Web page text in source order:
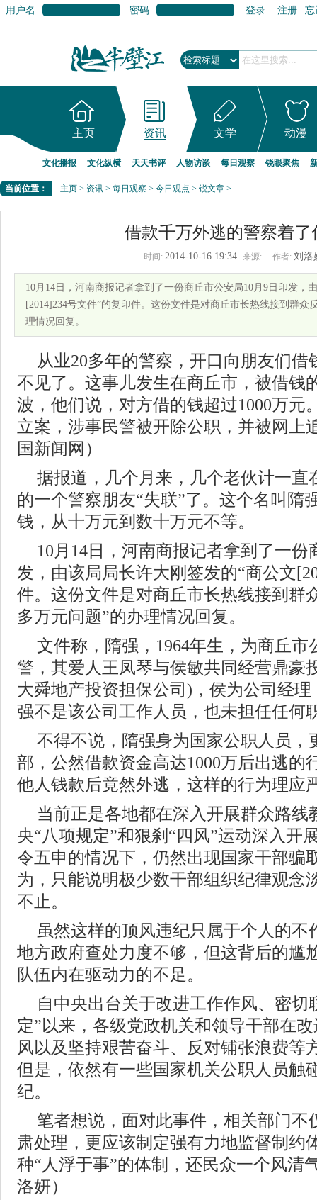
用户名: 密码: 登录 注册 忘
主页 资讯 文学 动漫
文化播报 文化纵横 天天书评 人物访谈 每日观察 锐眼聚焦
当前位置： 主页 > 资讯 > 每日观察 > 今日观点 > 锐文章 >
借款千万外逃的警察着了
时间: 2014-10-16 19:34 来源: 作者: 刘
10月14日，河南商报记者拿到了一份商丘市公安局10月9日印发，
[2014]234号文件”的复印件。这份文件是对商丘市长热线接到群众
理情况回复。
从业20多年的警察，开口向朋友们
不见了。这事儿发生在商丘市，被借钱
波，他们说，对方借的钱超过1000万元
立案，涉事民警被开除公职，并被网上
国新闻网）
据报道，几个月来，几个老伙计一直
的一个警察朋友“失联”了。这个名叫隋
钱，从十万元到数十万元不等。
10月14日，河南商报记者拿到了一份
发，由该局局长许大刚签发的“商公文
件。这份文件是对商丘市长热线接到群
多万元问题”的办理情况回复。
文件称，隋强，1964年生，为商丘市
警，其爱人王凤琴与侯敏共同经营鼎豪
大舜地产投资担保公司)，侯为公司经
强不是该公司工作人员，也未担任任何
不得不说，隋强身为国家公职人员，
部，公然借款资金高达1000万后出逃的
他人钱款后竟然外逃，这样的行为理应
当前正是各地都在深入开展群众路线
央“八项规定”和狠刹“四风”运动深入开
令五申的情况下，仍然出现国家干部骗
为，只能说明极少数干部组织纪律观念
不止。
虽然这样的顶风违纪只属于个人的不
地方政府查处力度不够，但这背后的尴
队伍内在驱动力的不足。
自中央出台关于改进工作作风、密切
定”以来，各级党政机关和领导干部在
风以及坚持艰苦奋斗、反对铺张浪费等
但是，依然有一些国家机关公职人员触
纪。
笔者想说，面对此事件，相关部门不
肃处理，更应该制定强有力地监督制约
种“人浮于事”的体制，还民众一个风清
洛妍）